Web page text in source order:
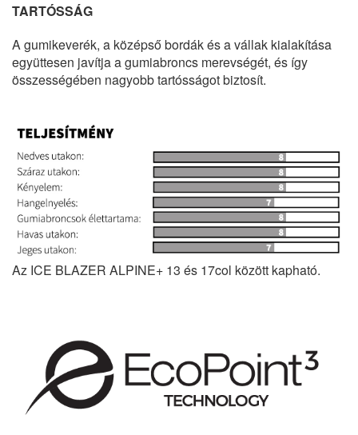
TARTÓSSÁG
A gumikeverék, a középső bordák és a vállak kialakítása
együttesen javítja a gumiabroncs merevségét, és így
összességében nagyobb tartósságot biztosít.
Az ICE BLAZER ALPINE+ 13 és 17col között kapható.